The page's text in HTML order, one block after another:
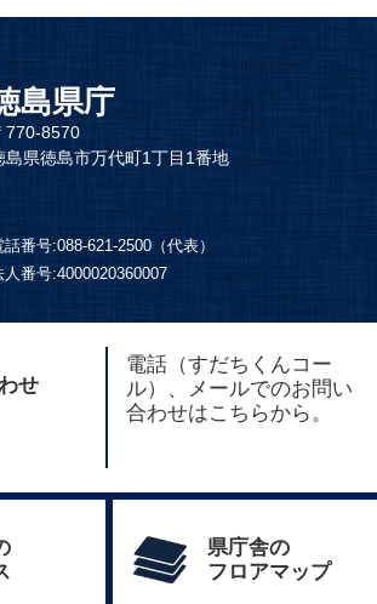
島県庁
770-8570
島県徳島市万代町1丁目1番地
話番号:088-621-2500（代表）
人番号:4000020360007
せ
電話（すだちくんコー
ル）、メールでのお問い
合わせはこちらから。
県庁舎の
フロアマップ